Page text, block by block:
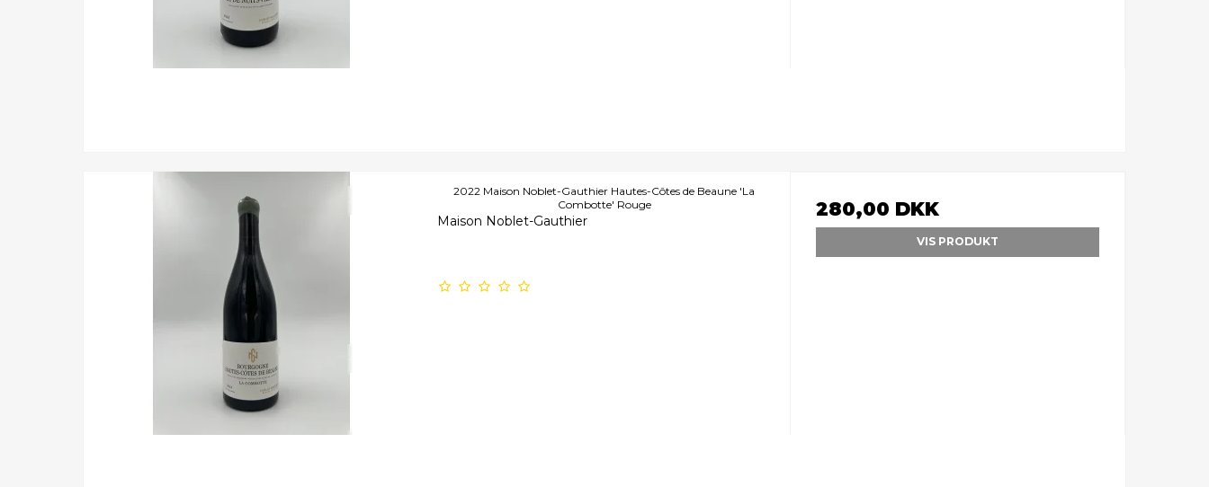
2022 Maison Noblet-Gauthier Hautes-Côtes de Beaune 'La
Combotte' Rouge
Maison Noblet-Gauthier
280,00 DKK
VIS PRODUKT